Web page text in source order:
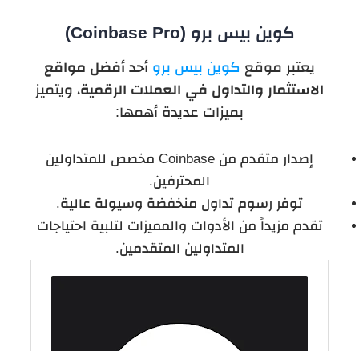
كوين‌ بيس برو (Coinbase Pro)
يعتبر موقع كوين‌ بيس برو أحد أفضل مواقع
الاستثمار والتداول في العملات الرقمية، ويتميز
بميزات عديدة أهمها:
إصدار متقدم من Coinbase مخصص للمتداولين
المحترفين.
توفر رسوم تداول منخفضة وسيولة عالية.
تقدم مزيداً من الأدوات والمميزات لتلبية احتياجات
المتداولين المتقدمين.